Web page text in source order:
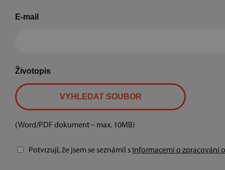
E-mail
Životopis
VYHLEDAT SOUBOR
(Word/PDF dokument – max. 10MB)
Potvrzuji, že jsem se seznámil s Informacemi o zpracování